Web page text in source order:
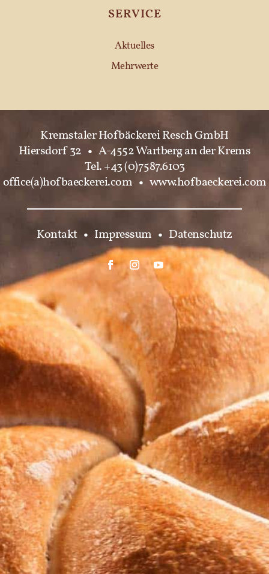
SERVICE
Aktuelles
Mehrwerte
Kremstaler Hofbäckerei Resch GmbH
Hiersdorf 32 • A-4552 Wartberg an der Krems
Tel. +43 (0)7587.6103
office(a)hofbaeckerei.com • www.hofbaeckerei.com
Kontakt • Impressum • Datenschutz